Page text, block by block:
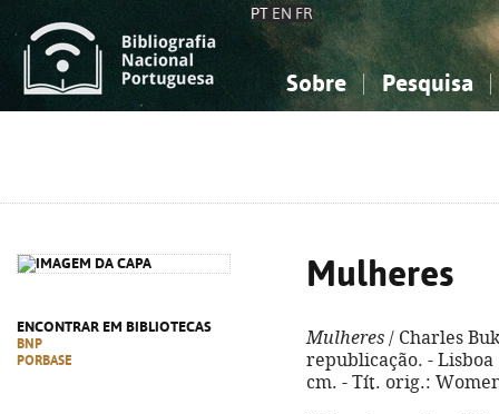
PT EN FR
Sobre Pesquisa
ENCONTRAR EM BIBLIOTECAS
BNP
PORBASE
Mulheres
Mulheres / Charles
republicação. - Lisboa
cm. - Tít. orig.: